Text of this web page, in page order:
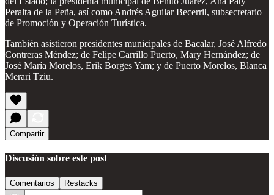
Peralta de la Peña, así como Andrés Aguilar Becerril, subsecretario
de Promoción y Operación Turística.
También asistieron presidentes municipales de Bacalar, José Alfredo
Contreras Méndez; de Felipe Carrillo Puerto, Mary Hernández; de
José María Morelos, Erik Borges Yam; y de Puerto Morelos, Blanca
Merari Tziu.
Compartir
Discusión sobre este post
Comentarios Restacks